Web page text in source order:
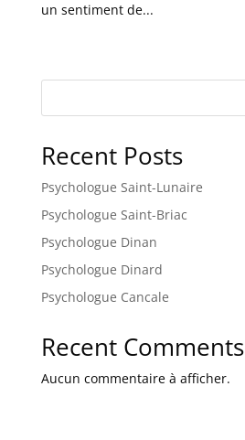
un sentiment de...
Recent Posts
Psychologue Saint-Lunaire
Psychologue Saint-Briac
Psychologue Dinan
Psychologue Dinard
Psychologue Cancale
Recent Comments
Aucun commentaire à afficher.